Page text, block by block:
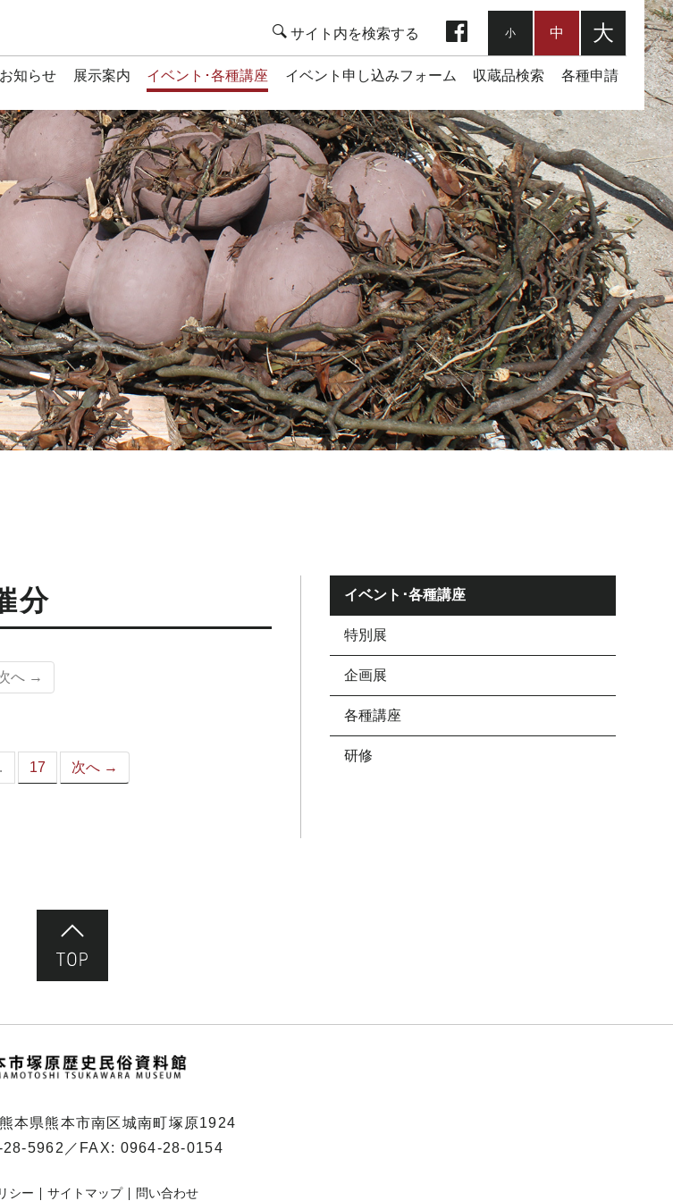
お知らせ 展示案内 イベント･各種講座 イベント申し込みフォーム 収蔵品検索 各種申請
小 中 大
分
へ →
17 次へ →
イベント･各種講座
特別展
企画展
各種講座
研修
本県熊本市南区城南町塚原1924
5962 ／FAX: 0964-28-0154
シー サイトマップ 問い合わせ